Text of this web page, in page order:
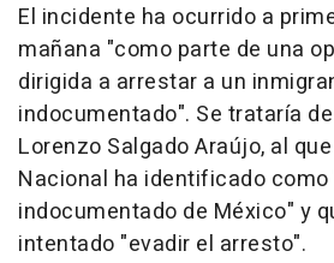
El incidente ha ocurrido a
mañana "como parte de una
dirigida a arrestar a un
indocumentado". Se trataría
Lorenzo Salgado Araújo, al
Nacional ha identificado
indocumentado de México" y
intentado "evadir el arresto".